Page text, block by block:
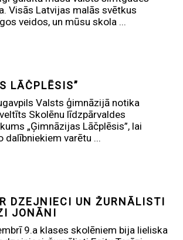
Visās Latvijas malās svētkus
veidos, un mūsu skola ...
LĀČPLĒSIS”
Valsts ģimnāzijā notika
Skolēnu līdzpārvaldes
„Ģimnāzijas Lāčplēsis”, lai
dalībniekiem varētu ...
DZEJNIECI UN ŽURNĀLISTI
JONĀNI
9.a klases skolēniem bija lieliska